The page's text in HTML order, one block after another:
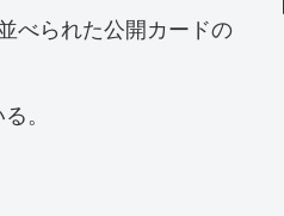
べられた公開カードの
。